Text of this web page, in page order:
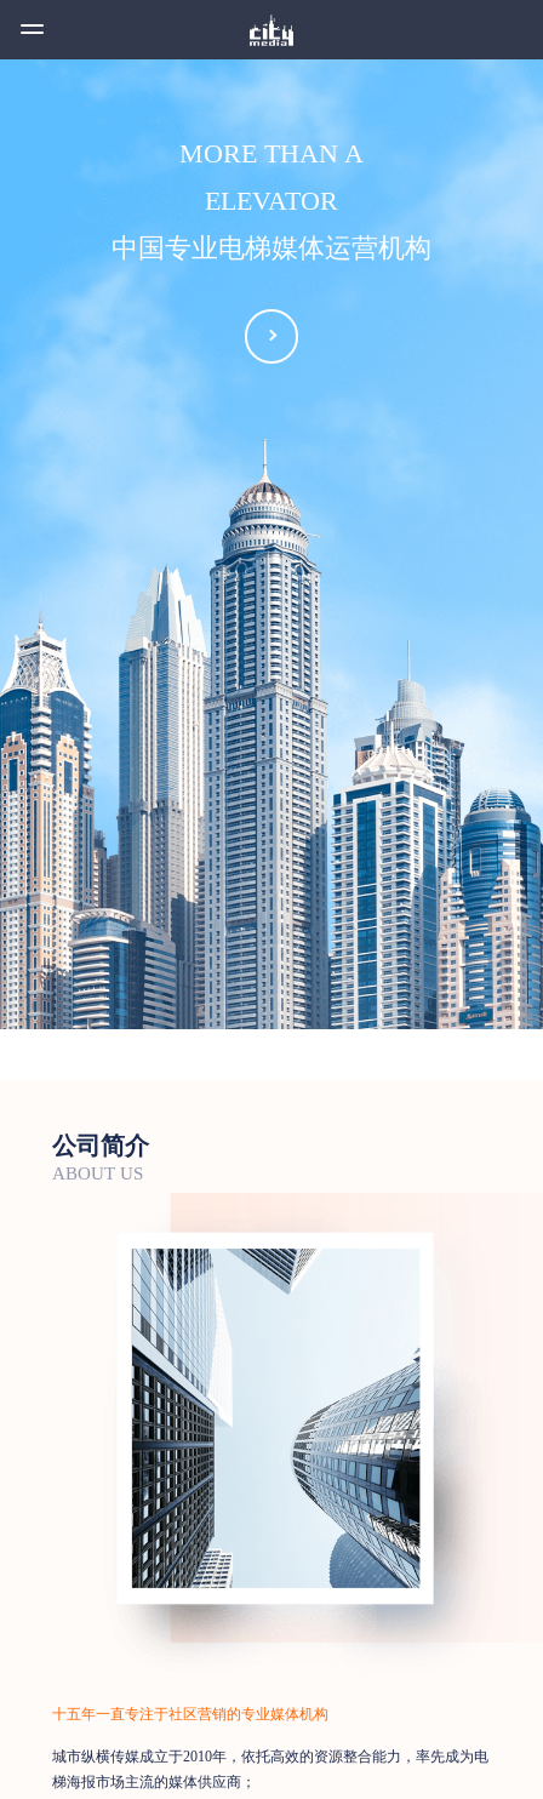
MORE THAN A
ELEVATOR
中国专业电梯媒体运营机构
公司简介
ABOUT US
十五年一直专注于社区营销的专业媒体机构
城市纵横传媒成立于2010年，依托高效的资源整合能力，率先成为电
梯海报市场主流的媒体供应商；